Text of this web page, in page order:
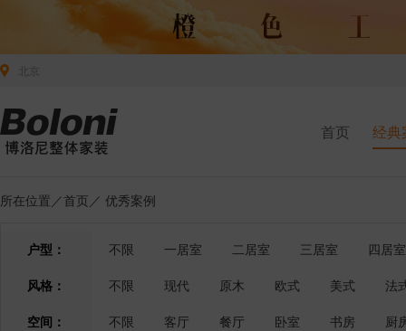
首页 经典
所在位置／首页 ／ 优秀案例
户型： 不限 一居室 二居室 三居室
四居室
风格：
不限 现代 原木 欧式 美式
法
空间：
不限 客厅 餐厅 卧室 书房 厨